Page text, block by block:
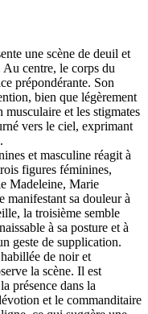
une scène de deuil et
centre, le corps du
prépondérante. Son
bien que légèrement
et les stigmates
vers le ciel, exprimant
et masculine réagit à
figures féminines,
Madeleine, Marie
manifestant sa douleur à
la troisième semble
à sa posture et à
geste de supplication.
de noir et
la scène. Il est
présence dans la
et le commanditaire